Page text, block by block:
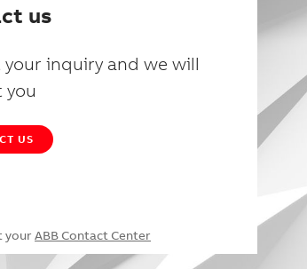
us
inquiry and we will
you
US
your ABB Contact Center